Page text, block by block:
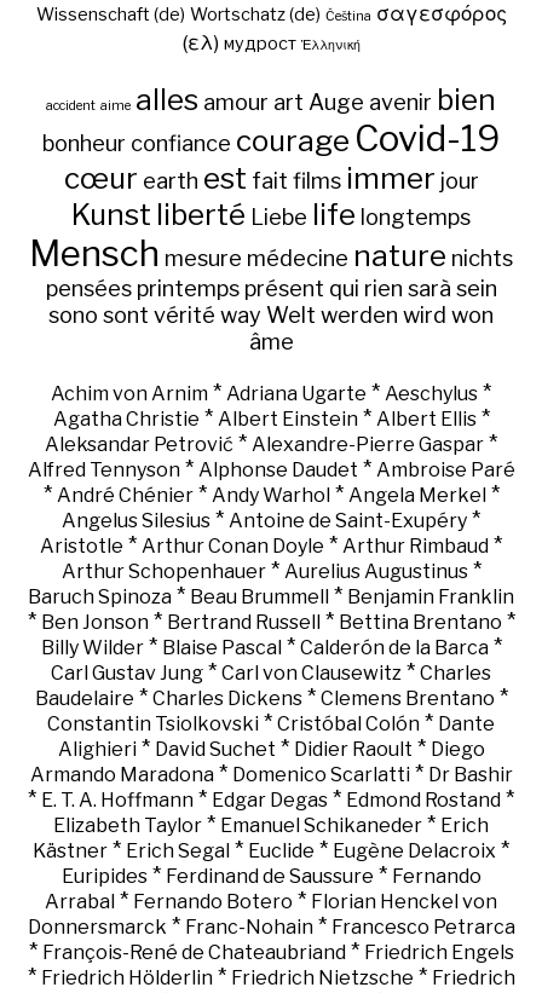
Wissenschaft (de) Wortschatz (de) Čeština σαγεσφόρος
(ελ) мудрост Ἑλληνική
accident aime alles amour art Auge avenir bien
bonheur confiance courage Covid-19
cœur earth est fait films immer jour
Kunst liberté Liebe life longtemps
Mensch mesure médecine nature nichts
pensées printemps présent qui rien sarà sein
sono sont vérité way Welt werden wird won
âme
Achim von Arnim * Adriana Ugarte * Aeschylus *
Agatha Christie * Albert Einstein* Albert Ellis*
Aleksandar Petrović * Alexandre-Pierre Gaspar *
Alfred Tennyson* Alphonse Daudet * Ambroise Paré
* André Chénier* Andy Warhol * Angela Merkel *
Angelus Silesius * Antoine de Saint-Exupéry *
Aristotle * Arthur Conan Doyle * Arthur Rimbaud *
Arthur Schopenhauer* Aurelius Augustinus*
Baruch Spinoza * Beau Brummell * Benjamin Franklin
* Ben Jonson* Bertrand Russell * Bettina Brentano *
Billy Wilder* Blaise Pascal* Calderón de la Barca*
Carl Gustav Jung * Carl von Clausewitz * Charles
Baudelaire * Charles Dickens* Clemens Brentano *
Constantin Tsiolkovski * Cristóbal Colón * Dante
Alighieri* David Suchet * Didier Raoult * Diego
Armando Maradona* Domenico Scarlatti* Dr Bashir
* E. T. A. Hoffmann * Edgar Degas * Edmond Rostand *
Elizabeth Taylor * Emanuel Schikaneder * Erich
Kästner * Erich Segal * Euclide * Eugène Delacroix *
Euripides* Ferdinand de Saussure * Fernando
Arrabal * Fernando Botero * Florian Henckel von
Donnersmarck * Franc-Nohain* Francesco Petrarca
* François-René de Chateaubriand* Friedrich Engels
* Friedrich Hölderlin* Friedrich Nietzsche * Friedrich